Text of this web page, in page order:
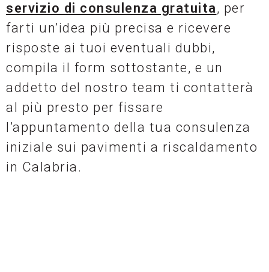
servizio di consulenza gratuita, per
farti un’idea più precisa e ricevere
risposte ai tuoi eventuali dubbi,
compila il form sottostante, e un
addetto del nostro team ti contatterà
al più presto per fissare
l’appuntamento della tua consulenza
iniziale sui pavimenti a riscaldamento
in Calabria.